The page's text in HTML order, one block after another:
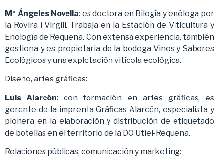
Mª Ángeles Novella: es doctora en Bilogía y enóloga por
la Rovira i Virgili. Trabaja en la Estación de Viticultura y
Enología de Requena. Con extensa experiencia, también
gestiona y es propietaria de la bodega Vinos y Sabores
Ecológicos y una explotación vitícola ecológica.
Diseño, artes gráficas:
Luis Alarcón: con formación en artes gráficas, es
gerente de la imprenta Gráficas Alarcón, especialista y
pionera en la elaboración y distribución de etiquetado
de botellas en el territorio de la DO Utiel-Requena.
Relaciones públicas, comunicación y marketing: